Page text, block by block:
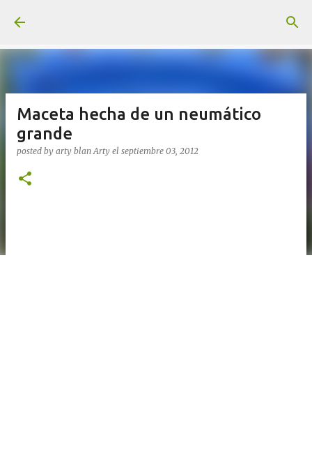
Maceta hecha de un neumático
grande
posted by arty blanArty el septiembre 03, 2012